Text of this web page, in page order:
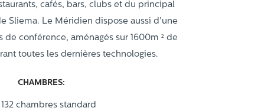
cafés, bars, clubs et du principal
Sliema. Le Méridien dispose aussi d’une
de conférence, aménagés sur 1600m ² de
toutes les dernières technologies.
CHAMBRES:
132 chambres standard